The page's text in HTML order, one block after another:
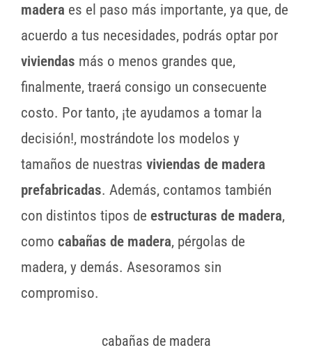
madera es el paso más importante, ya que, de
acuerdo a tus necesidades, podrás optar por
viviendas más o menos grandes que,
finalmente, traerá consigo un consecuente
costo. Por tanto, ¡te ayudamos a tomar la
decisión!, mostrándote los modelos y
tamaños de nuestras viviendas de madera
prefabricadas. Además, contamos también
con distintos tipos de estructuras de madera,
como cabañas de madera, pérgolas de
madera, y demás. Asesoramos sin
compromiso.
cabañas de madera